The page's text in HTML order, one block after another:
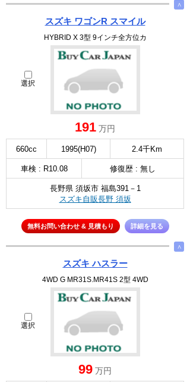
∧
スズキ ワゴンR スマイル
HYBRID X 3型 9インチ全方位カ
選択
191 万円
660cc 1995(H07) 2.4千Km
車検 : R10.08 修復歴 : 無し
長野県 須坂市 福島391－1
スズキ自販長野 須坂
無料お問い合わせ & 見積もり 詳細を見る
∧
スズキ ハスラー
4WD G MR31S.MR41S 2型 4WD
選択
99 万円